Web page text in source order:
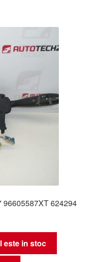
96605587XT 624294
este in stoc